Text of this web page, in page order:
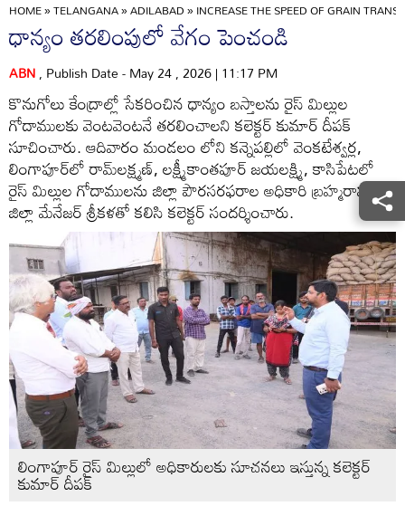
HOME»TELANGANA»ADILABAD»INCREASE THE SPEED OF GRAIN
ధాన్యం తరలింపులో వేగం పెంచండి
ABN, Publish Date - May 24 , 2026 | 11:17 PM
కొనుగోలు కేంద్రాల్లో సేకరించిన ధాన్యం బస్తాలను రైస్‌ మిల్లుల
గోదాములకు వెంటవెంటనే తరలించాలని కలెక్టర్‌ కుమార్‌ దీపక్‌
సూచించారు. ఆదివారం మండలం లోని కన్నెపల్లిలో వెంకటేశ్వర్ల,
లింగాపూర్‌లో రామ్‌లక్ష్మణ్‌, లక్ష్మీకాంతపూర్‌ జయలక్ష్మి, కాసిపేటలో
రైస్‌ మిల్లుల గోదాములను జిల్లా పౌరసరఫరాల అధికారి బ్రహ్మరావు,
జిల్లా మేనేజర్‌ శ్రీకళతో కలిసి కలెక్టర్‌ సందర్శించారు.
లింగాపూర్‌ రైస్‌ మిల్లులో అధికారులకు సూచనలు ఇస్తున్న కలెక్టర్‌
కుమార్‌ దీపక్‌